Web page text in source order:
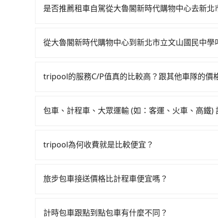
台中-南港一天最多有103班次高鐵可搭乘。假設
待車站前排班的計程車，搭上小黃後約花224分鐘
送，則每人平均花費約2,600元，費時4小時53分
是否推薦租車自駕從大魯閣新時代購物中心去新北
區有約15間租車車行，比方說樂業租車、一一一
合約上都會載明每日里程限定200~400公里，超
才需返回，租車就非常不方便。再者，租車地點
從大魯閣新時代購物中心到新北市立文山國民中學
到車，也可考慮打電話至大魯閣新時代購物中心
190倍。再加上台中市有些計程車司機不按錶計費
tripool的服務C/P值真的比較高？跟其他車隊的價
的台灣大車隊、大都會、LINE Taxi、Uber，機
7~8折提供專車到府服務，是絕大多數乘客出行的最
包車、計程車、大眾運輸 (如：客運、火車、高鐵)
程車最貴，而大眾運輸通常較便宜。 行程：需多
可選用大眾運輸。 便利性：需要便利性和方便性
tripool為何收費就是比較便宜？
為司機素質比較差、車上會有煙味、或者車齡過
也就是提高俗稱「回頭車」的比例。這不僅體現
旅步包車接送價格比計程車便宜嗎？
費用比計程車低，且能讓您更能輕鬆掌握交通開支。
計時包車跟點到點包車有什麼不同？